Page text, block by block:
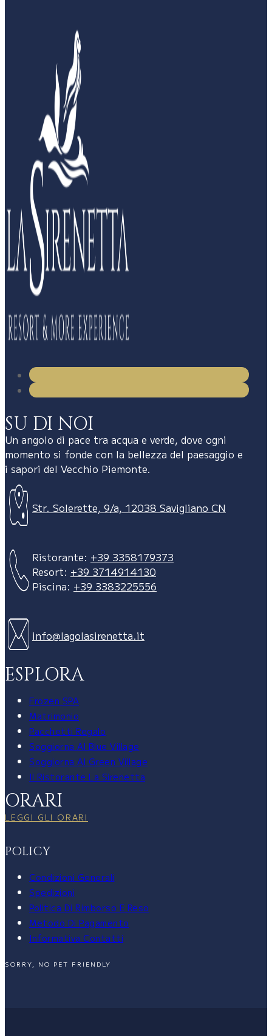
SU DI NOI
Un angolo di pace tra acqua e verde, dove ogni
momento si fonde con la bellezza del paesaggio e
i sapori del Vecchio Piemonte.
Str. Solerette, 9/a, 12038 Savigliano CN
Ristorante: +39 3358179373
Resort: +39 3714914130
Piscina: +39 3383225556
info@lagolasirenetta.it
ESPLORA
Frozen SPA
Matrimonio
Pacchetti Regalo
Soggiorna Al Blue Village
Soggiorna Al Green Village
Il Ristorante La Sirenetta
ORARI
LEGGI GLI ORARI
POLICY
Condizioni Generali
Spedizioni
Politica Di Rimborso E Reso
Metodo Di Pagamento
Informativa Contatti
SORRY, NO PET FRIENDLY